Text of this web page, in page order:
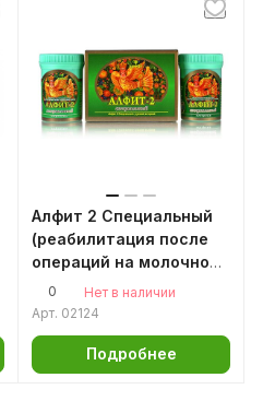
Алфит 2 Специальный
(реабилитация после
операций на молочной
железе и органах
мочеполовой сферы у
0
Нет в наличии
Арт. 02124
Подробнее